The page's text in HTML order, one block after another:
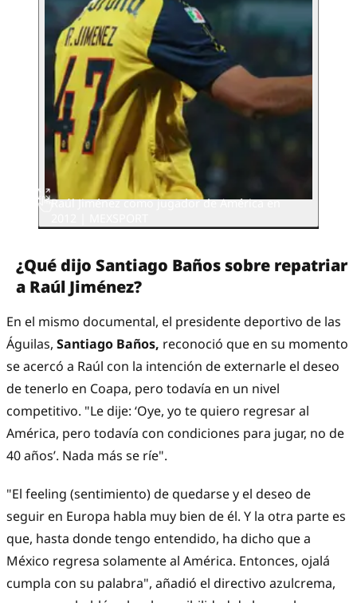
Raúl Jiménez como jugador de América en
¿Qué dijo Santiago Baños sobre repatriar
a Raúl Jiménez?
En el mismo documental, el presidente deportivo de las
Águilas, Santiago Baños, reconoció que en su momento
se acercó a Raúl con la intención de externarle el deseo
de tenerlo en Coapa, pero todavía en un nivel
competitivo. "Le dije: ‘Oye, yo te quiero regresar al
América, pero todavía con condiciones para jugar, no de
40 años’. Nada más se ríe".
"El feeling (sentimiento) de quedarse y el deseo de
seguir en Europa habla muy bien de él. Y la otra parte es
que, hasta donde tengo entendido, ha dicho que a
México regresa solamente al América. Entonces, ojalá
cumpla con su palabra", añadió el directivo azulcrema,